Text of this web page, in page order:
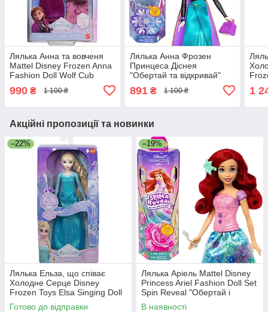
Лялька Анна та вовченя
Mattel Disney Frozen Anna
Fashion Doll Wolf Cub
990 ₴ 1 100 ₴
Лялька Анна Фрозен
Принцеса Діснея
"Обертай та відкривай"
Anna Fashion Doll
891₴ 1 100 ₴ 1
Акційні пропозиції та новинки
–22%
Лялька Ельза, що співає
Холодне Серце Disney
Frozen Toys Elsa Singing Doll
Mattel
Готово до відправки
–19%
Лялька Аріель Mattel Disney
Princess Ariel Fashion Doll Set
Spin Reveal "Обертай і
відкривай"
В наявності